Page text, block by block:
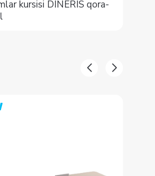
kursisi DINERIS qora-